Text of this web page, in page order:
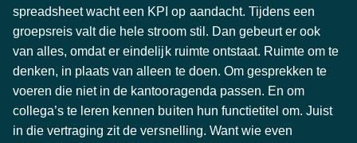
spreadsheet wacht een KPI op aandacht. Tijdens een
groepsreis valt die hele stroom stil. Dan gebeurt er ook
van alles, omdat er eindelijk ruimte ontstaat. Ruimte om te
denken, in plaats van alleen te doen. Om gesprekken te
voeren die niet in de kantooragenda passen. En om
collega’s te leren kennen buiten hun functietitel om. Juist
in die vertraging zit de versnelling. Want wie even